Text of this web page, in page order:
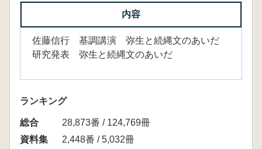
内容
佐藤信行 基調講演 弥生と続縄文のあいだ
研究発表 弥生と続縄文のあいだ
ランキング
総合
28,873番 / 124,769冊
資料集
2,448番 / 5,032冊